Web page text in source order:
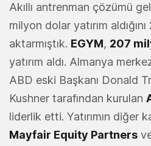
Akıllı antrenman çözümü
milyon dolar yatırım
aktarmıştık. EGYM, 207
yatırım aldı. Almanya
ABD eski Başkanı Donald
Kushner tarafından kurulan
liderlik etti. Yatırımın diğer
Mayfair Equity Partners